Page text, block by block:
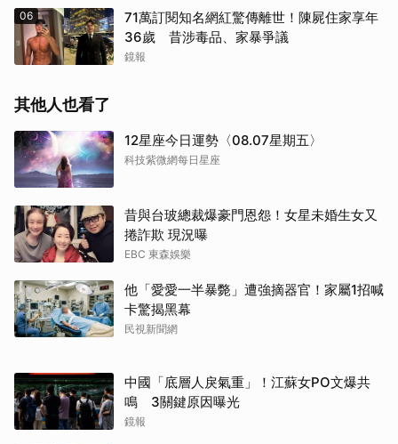
06
71萬訂閱知名網紅驚傳離世！陳屍住家享年
36歲 昔涉毒品、家暴爭議
鏡報
其他人也看了
12星座今日運勢〈08.07星期五〉
科技紫微網每日星座
昔與台玻總裁爆豪門恩怨！女星未婚生女又
捲詐欺 現況曝
EBC 東森娛樂
他「愛愛一半暴斃」遭強摘器官！家屬1招喊
卡驚揭黑幕
民視新聞網
中國「底層人戾氣重」！江蘇女PO文爆共
鳴 3關鍵原因曝光
鏡報